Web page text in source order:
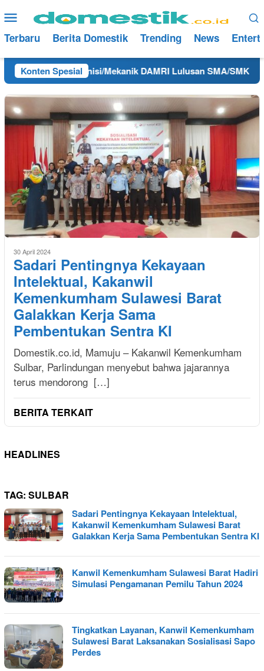
ke
konten
Menu
Mobile
Terbaru Berita Domestik Trending News
Konten Spesial
Hari Ini Teknisi/Mekanik DAMRI Lulusan SMA/SMK
30 April 2024
Sadari Pentingnya Kekayaan
Intelektual, Kakanwil
Kemenkumham Sulawesi Barat
Galakkan Kerja Sama
Pembentukan Sentra KI
Domestik.co.id, Mamuju – Kakanwil Kemenkumham
Sulbar, Parlindungan menyebut bahwa jajarannya
terus mendorong […]
BERITA TERKAIT
HEADLINES
TAG: SULBAR
Sadari Pentingnya Kekayaan Intelektual,
Kakanwil Kemenkumham Sulawesi Barat
Galakkan Kerja Sama Pembentukan Sentra KI
Kanwil Kemenkumham Sulawesi Barat Hadiri
Simulasi Pengamanan Pemilu Tahun 2024
Tingkatkan Layanan, Kanwil Kemenkumham
Sulawesi Barat Laksanakan Sosialisasi Sapo
Perdes